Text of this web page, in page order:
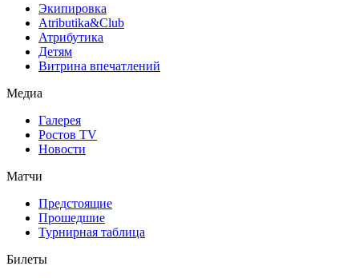
Экипировка
Atributika&Club
Атрибутика
Детям
Витрина впечатлений
Медиа
Галерея
Ростов TV
Новости
Матчи
Предстоящие
Прошедшие
Турнирная таблица
Билеты